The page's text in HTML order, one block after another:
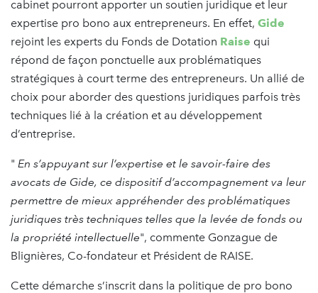
cabinet pourront apporter un soutien juridique et leur
expertise pro bono aux entrepreneurs. En effet, Gide
rejoint les experts du Fonds de Dotation Raise qui
répond de façon ponctuelle aux problématiques
stratégiques à court terme des entrepreneurs. Un allié de
choix pour aborder des questions juridiques parfois très
techniques lié à la création et au développement
d’entreprise.
" En s’appuyant sur l’expertise et le savoir-faire des
avocats de Gide, ce dispositif d’accompagnement va leur
permettre de mieux appréhender des problématiques
juridiques très techniques telles que la levée de fonds ou
la propriété intellectuelle", commente Gonzague de
Blignières, Co-fondateur et Président de RAISE.
Cette démarche s’inscrit dans la politique de pro bono